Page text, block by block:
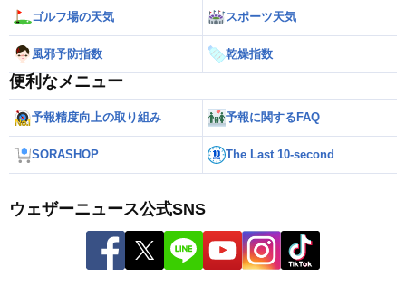
ゴルフ場の天気 スポーツ天気
風邪予防指数 乾燥指数
便利なメニュー
予報精度向上の取り組み 予報に関するFAQ
SORASHOP The Last 10-second
ウェザーニュース公式SNS